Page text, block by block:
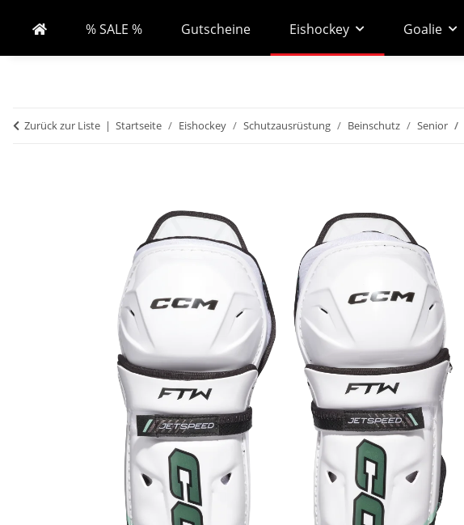
% SALE % Gutscheine Eishockey Goalie
Zurück zur Liste Startseite Eishockey Schutzausrüstung Beinschutz Senior